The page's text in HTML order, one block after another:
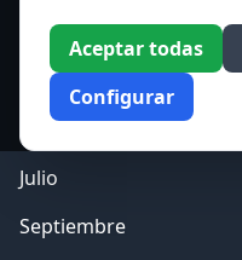
Aceptar todas
Configurar
Enero
Marzo
Mayo
Julio
Septiembre